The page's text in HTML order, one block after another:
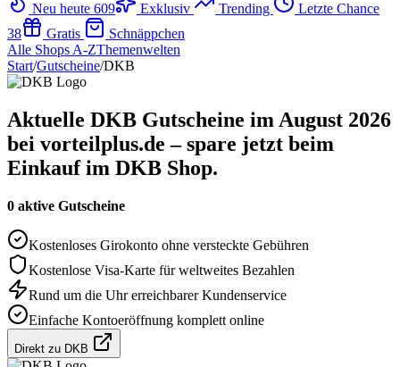
Neu heute 609 Exklusiv Trending
Letzte Chance
38
Gratis
Schnäppchen
Alle Shops A-ZThemenwelten
Start/Gutscheine/DKB
Aktuelle DKB Gutscheine im August 2026
bei vorteilplus.de – spare jetzt beim
Einkauf im DKB Shop.
0 aktive Gutscheine
Kostenloses Girokonto ohne versteckte Gebühren
Kostenlose Visa-Karte für weltweites Bezahlen
Rund um die Uhr erreichbarer Kundenservice
Einfache Kontoeröffnung komplett online
Direkt zu DKB